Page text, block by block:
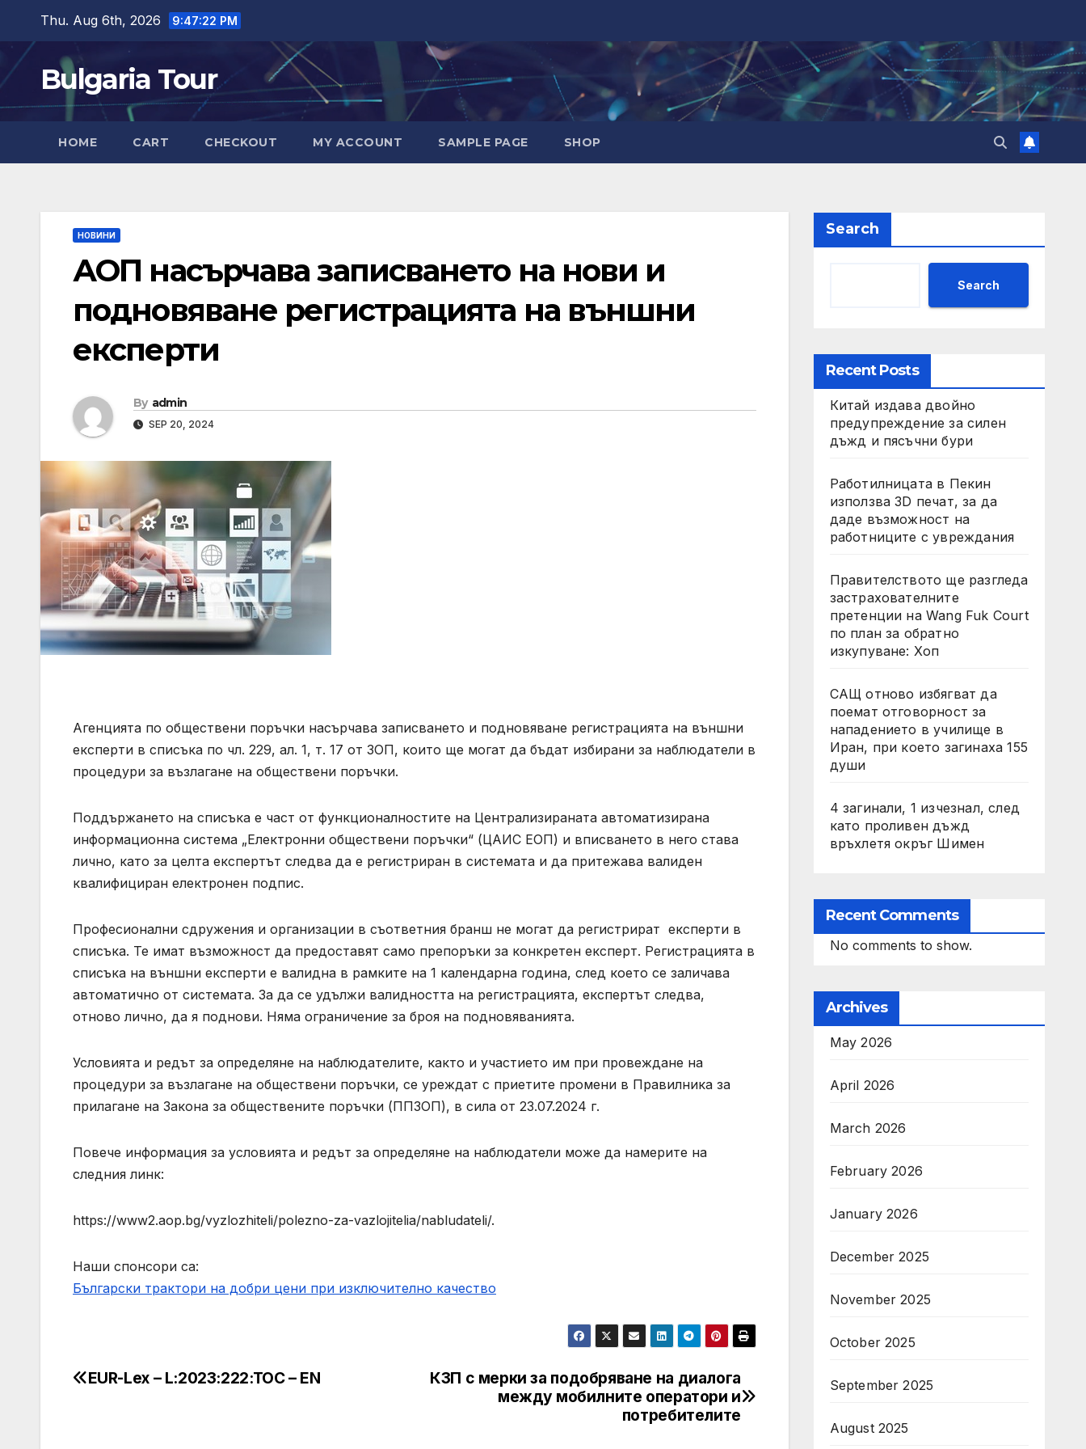
content
Thu. Aug 6th, 2026 9:47:23 PM
Bulgaria Tour
HOME CART CHECKOUT MY ACCOUNT SAMPLE PAGE SHOP
НОВИНИ
АОП насърчава записването на нови и
подновяване регистрацията на външни
експерти
By admin
SEP 20, 2024
Агенцията по обществени поръчки насърчава записването и подновяване регистрацията на външни
експерти в списъка по чл. 229, ал. 1, т. 17 от ЗОП, които ще могат да бъдат избирани за наблюдатели в
процедури за възлагане на обществени поръчки.
Поддържането на списъка е част от функционалностите на Централизираната автоматизирана
информационна система „Електронни обществени поръчки“ (ЦАИС ЕОП) и вписването в него става
лично, като за целта експертът следва да е регистриран в системата и да притежава валиден
квалифициран електронен подпис.
Професионални сдружения и организации в съответния бранш не могат да регистрират експерти в
списъка. Те имат възможност да предоставят само препоръки за конкретен експерт. Регистрацията в
списъка на външни експерти е валидна в рамките на 1 календарна година, след което се заличава
автоматично от системата. За да се удължи валидността на регистрацията, експертът следва,
отново лично, да я поднови. Няма ограничение за броя на подновяванията.
Условията и редът за определяне на наблюдателите, както и участието им при провеждане на
процедури за възлагане на обществени поръчки, се уреждат с приетите промени в Правилника за
прилагане на Закона за обществените поръчки (ППЗОП), в сила от 23.07.2024 г.
Повече информация за условията и редът за определяне на наблюдатели може да намерите на
следния линк:
https://www2.aop.bg/vyzlozhiteli/polezno-za-vazlojitelia/nabludateli/.
Наши спонсори са:
Български трактори на добри цени при изключително качество
Post
КЗП с мерки за подобряване на диалога
между мобилните оператори и
потребителите
EUR-Lex – L:2023:222:TOC – EN
Search
Search
Recent Posts
Китай издава двойно
предупреждение за силен
дъжд и пясъчни бури
Работилницата в Пекин
използва 3D печат, за да
даде възможност на
работниците с увреждания
Правителството ще разгледа
застрахователните
претенции на Wang Fuk Court
по план за обратно
изкупуване: Хоп
САЩ отново избягват да
поемат отговорност за
нападението в училище в
Иран, при което загинаха 155
души
4 загинали, 1 изчезнал, след
като проливен дъжд
връхлетя окръг Шимен
Recent Comments
No comments to show.
Archives
May 2026
April 2026
March 2026
February 2026
January 2026
December 2025
November 2025
October 2025
September 2025
August 2025